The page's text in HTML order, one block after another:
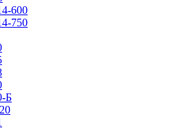
600
750
Б